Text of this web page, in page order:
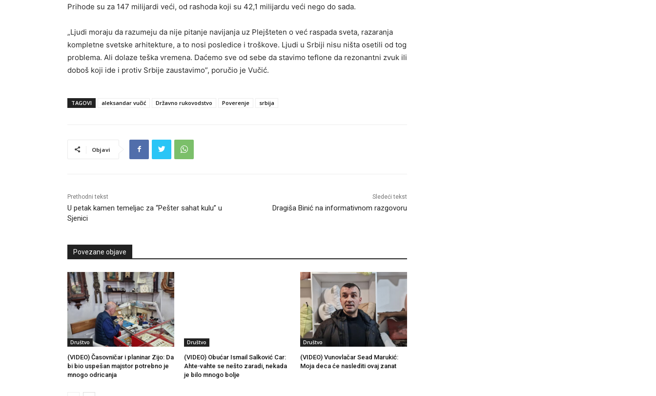
Prihode su za 147 milijardi veći, od rashoda koji su 42,1 milijardu veći nego do sada.
„Ljudi moraju da razumeju da nije pitanje navijanja uz Plejšteten o već raspada sveta, razaranja
kompletne svetske arhitekture, a to nosi posledice i troškove. Ljudi u Srbiji nisu ništa osetili od tog
problema. Ali dolaze teška vremena. Daćemo sve od sebe da stavimo teflone da rezonantni zvuk ili
doboš koji ide i protiv Srbije zaustavimo”, poručio je Vučić.
TAGOVI aleksandar vučić Državno rukovodstvo Poverenje srbija
Objavi
Prethodni tekst
U petak kamen temeljac za “Pešter sahat kulu” u
Sjenici
Sledeći tekst
Dragiša Binić na informativnom razgovoru
Povezane objave
Društvo
(VIDEO) Časovničar i planinar Zijo: Da
bi bio uspešan majstor potrebno je
mnogo odricanja
Društvo
(VIDEO) Obućar Ismail Salković Car:
Ahte-vahte se nešto zaradi, nekada
je bilo mnogo bolje
Društvo
(VIDEO) Vunovlačar Sead Marukić:
Moja deca će naslediti ovaj zanat